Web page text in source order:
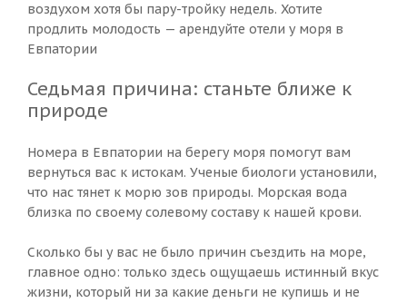
воздухом хотя бы пару-тройку недель. Хотите
продлить молодость — арендуйте отели у моря в
Евпатории
Седьмая причина: станьте ближе к
природе
Номера в Евпатории на берегу моря помогут вам
вернуться вас к истокам. Ученые биологи установили,
что нас тянет к морю зов природы. Морская вода
близка по своему солевому составу к нашей крови.
Сколько бы у вас не было причин съездить на море,
главное одно: только здесь ощущаешь истинный вкус
жизни, который ни за какие деньги не купишь и не